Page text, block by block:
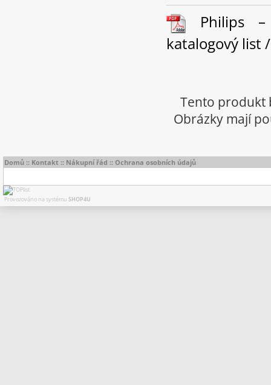
Philips –
katalogový list
Tento produkt
Obrázky mají
Domů :: Kontakt :: Nákupní řád :: Ochrana osobních údajů
Provozováno na systému SHOP4U